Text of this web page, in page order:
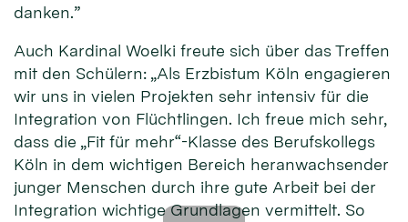
danken.”
Auch Kardinal Woelki freute sich über das Treffen
mit den Schülern: „Als Erzbistum Köln engagieren
wir uns in vielen Projekten sehr intensiv für die
Integration von Flüchtlingen. Ich freue mich sehr,
dass die „Fit für mehr“-Klasse des Berufskollegs
Köln in dem wichtigen Bereich heranwachsender
junger Menschen durch ihre gute Arbeit bei der
Integration wichtige Grundlagen vermittelt. So